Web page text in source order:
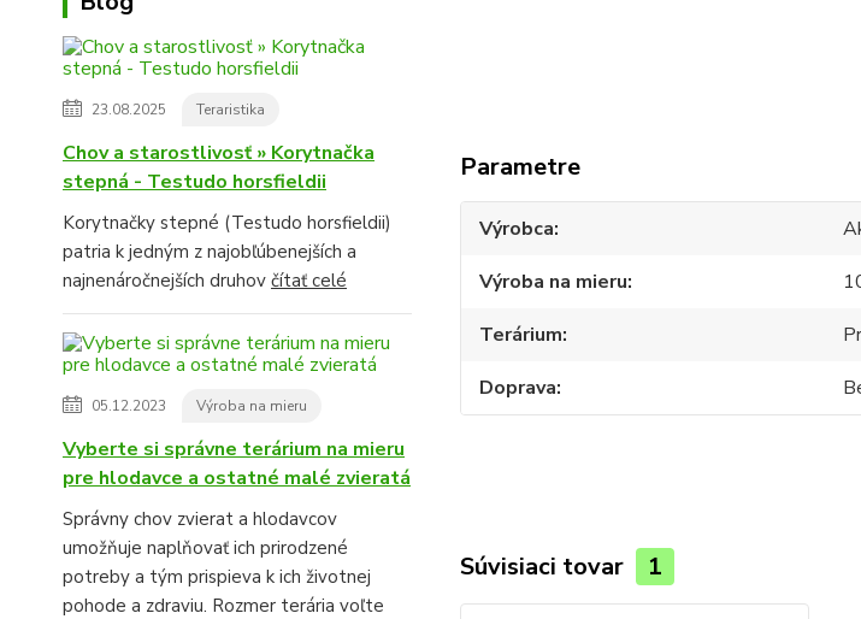
23.08.2025 Teraristika
Chov a starostlivosť » Korytnačka
stepná - Testudo horsfieldii
Korytnačky stepné (Testudo horsfieldii)
patria k jedným z najobľúbenejších a
najnenáročnejších druhov čítať celé
05.12.2023 Výroba na mieru
Vyberte si správne terárium na mieru
pre hlodavce a ostatné malé zvieratá
Správny chov zvierat a hlodavcov
umožňuje naplňovať ich prirodzené
potreby a tým prispieva k ich životnej
pohode a zdraviu. Rozmer terária voľte
Parametre
Výrobca
Výroba na mieru
Terárium
Doprava
Súvisiaci tovar 1